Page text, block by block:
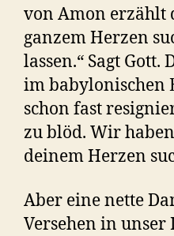
von Amon erzählt
ganzem Herzen
lassen.“ Sagt
im babylonischen
schon fast
zu blöd. Wir
deinem Herzen
Aber eine nette
Versehen in unser